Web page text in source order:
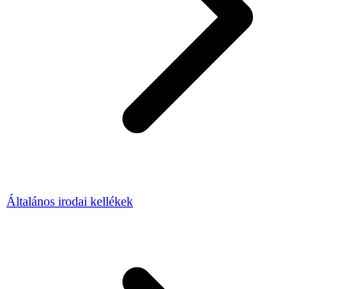
Általános irodai kellékek